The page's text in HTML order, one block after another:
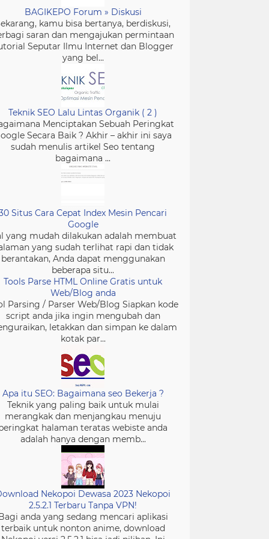
BAGIKEPO Forum » Diskusi
kamu bisa bertanya, berdiskusi,
saran dan mengajukan permintaan
Seputar Ilmu Internet dan Blogger
yang bel...
Teknik SEO Lalu Lintas Organik ( 2 )
Menciptakan Sebuah Peringkat
Secara Baik ? Akhir – akhir ini saya
sudah menulis artikel Seo tentang
bagaimana ...
Situs Cara Cepat Index Mesin Pencari
Google
yang mudah dilakukan adalah membuat
yang sudah terlihat rapi dan tidak
berantakan, Anda dapat menggunakan
beberapa situ...
Tools Parse HTML Online Gratis untuk
Web/Blog anda
Parsing / Parser Web/Blog Siapkan kode
script anda jika ingin mengubah dan
letakkan dan simpan ke dalam
kotak par...
Apa itu SEO: Bagaimana seo Bekerja ?
Teknik yang paling baik untuk mulai
merangkak dan menjangkau menuju
halaman teratas webiste anda
adalah hanya dengan memb...
Nekopoi Dewasa 2023 Nekopoi
2.5.2.1 Terbaru Tanpa VPN!
anda yang sedang mencari aplikasi
terbaik untuk nonton anime, download